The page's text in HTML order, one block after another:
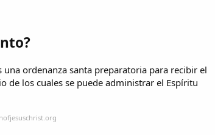
una ordenanza santa preparatoria para recibir el
de los cuales se puede administrar el Espíritu